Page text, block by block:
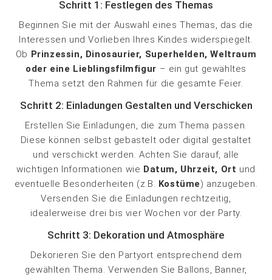
Schritt 1: Festlegen des Themas
Beginnen Sie mit der Auswahl eines Themas, das die
Interessen und Vorlieben Ihres Kindes widerspiegelt.
Ob Prinzessin, Dinosaurier, Superhelden, Weltraum
oder eine Lieblingsfilmfigur – ein gut gewähltes
Thema setzt den Rahmen für die gesamte Feier.
Schritt 2: Einladungen Gestalten und Verschicken
Erstellen Sie Einladungen, die zum Thema passen.
Diese können selbst gebastelt oder digital gestaltet
und verschickt werden. Achten Sie darauf, alle
wichtigen Informationen wie Datum, Uhrzeit, Ort und
eventuelle Besonderheiten (z.B. Kostüme) anzugeben.
Versenden Sie die Einladungen rechtzeitig,
idealerweise drei bis vier Wochen vor der Party.
Schritt 3: Dekoration und Atmosphäre
Dekorieren Sie den Partyort entsprechend dem
gewählten Thema. Verwenden Sie Ballons, Banner,